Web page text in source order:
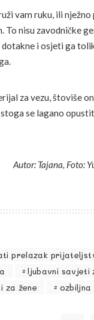
vam ruku, ili
To nisu zavodničke
dotakne i osjeti ga
za vezu, štoviše
se lagano
Autor: Tajana, Foto:
prelazak
ljubavni savjeti
za žene
ozbiljna